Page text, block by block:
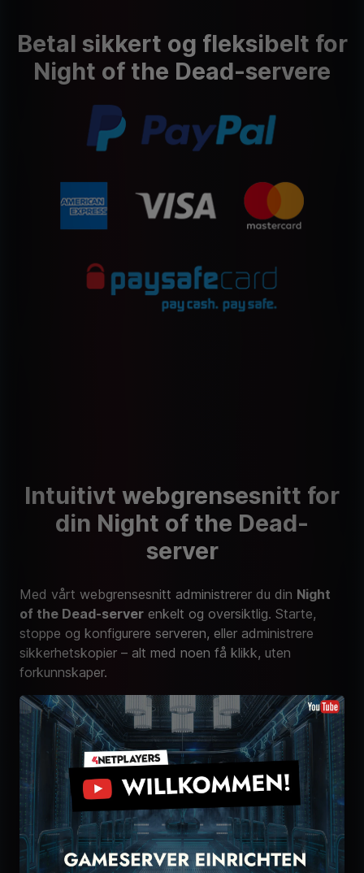
Betal sikkert og fleksibelt for
Night of the Dead-servere
Intuitivt webgrensesnitt for
din Night of the Dead-
server
Med vårt webgrensesnitt administrerer du din Night
of the Dead-server enkelt og oversiktlig. Starte,
stoppe og konfigurere serveren, eller administrere
sikkerhetskopier – alt med noen få klikk, uten
forkunnskaper.